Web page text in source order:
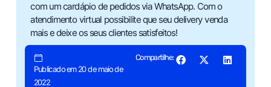
com um cardápio de pedidos via WhatsApp. Com o
atendimento virtual possibilite que seu delivery venda
mais e deixe os seus clientes satisfeitos!
Publicado em 20 de maio de
2022
Compartilhe: